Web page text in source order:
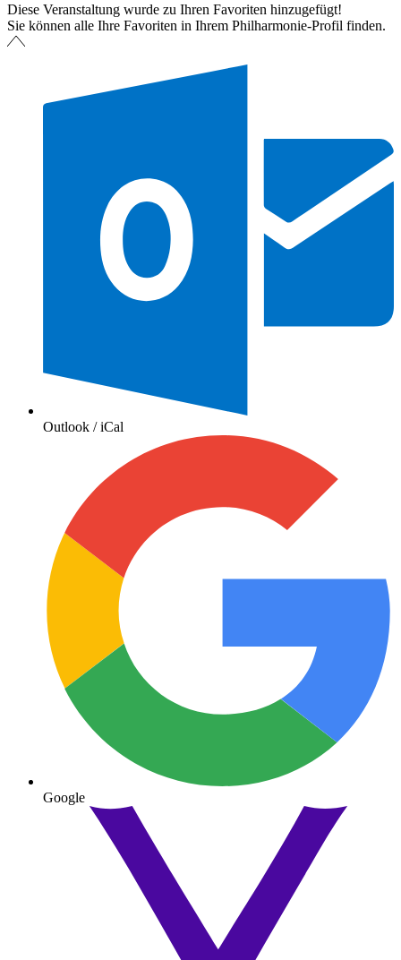
Diese Veranstaltung wurde zu Ihren Favoriten hinzugefügt!
Sie können alle Ihre Favoriten in Ihrem Philharmonie-Profil finden.
Outlook / iCal
Google